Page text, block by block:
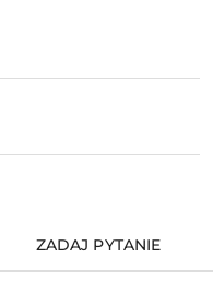
ZADAJ PYTANIE